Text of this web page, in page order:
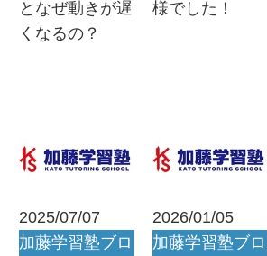
となぜ動きが遅
くなるの？
様でした！
2025/07/07
加藤学習塾ブロ
2026/01/05
加藤学習塾ブロ